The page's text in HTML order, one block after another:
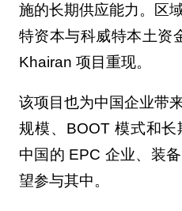
施的长期供应能力。区
特资本与科威特本土资
Khairan 项目重现。
该项目也为中国企业带
规模、BOOT 模式和长
中国的 EPC 企业、装
望参与其中。